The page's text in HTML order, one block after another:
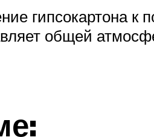
гипсокартона к
общей